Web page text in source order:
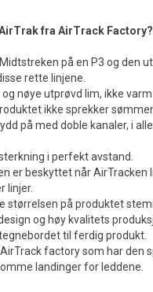
fra AirTrack Factory?
på en P3 og den
rette linjene.
nøye utprøvd lim, ikke
ikke sprekker
på med doble kanaler, i
i perfekt avstand.
er beskyttet når AirTracken
linjer.
størrelsen på produktet
og høy kvalitets
til ferdig produkt.
factory som har den
landinger for leddene.